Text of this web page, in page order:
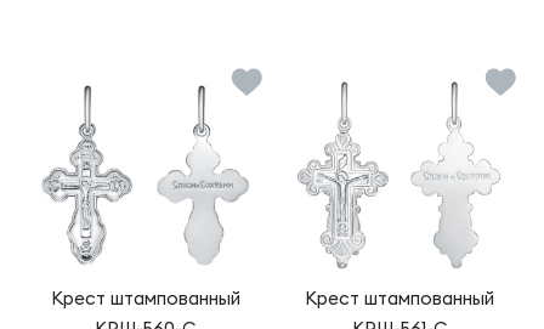
Крест штампованный
Крест штампованный